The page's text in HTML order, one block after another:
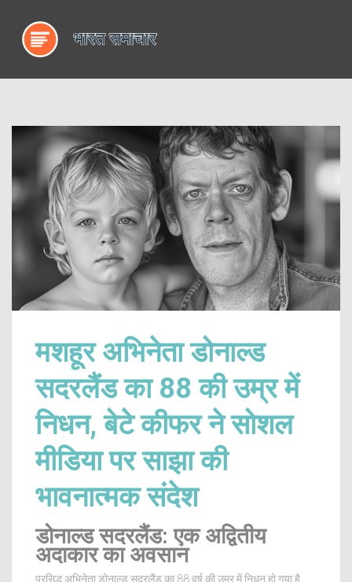
मशहूर अभिनेता डोनाल्ड
सदरलैंड का 88 की उम्र में
निधन, बेटे कीफर ने सोशल
मीडिया पर साझा की
भावनात्मक संदेश
डोनाल्ड सदरलैंड: एक अद्वितीय
अदाकार का अवसान
प्रसिद्ध अभिनेता डोनाल्ड सदरलैंड का 88 वर्ष की उम्र में निधन हो गया है,